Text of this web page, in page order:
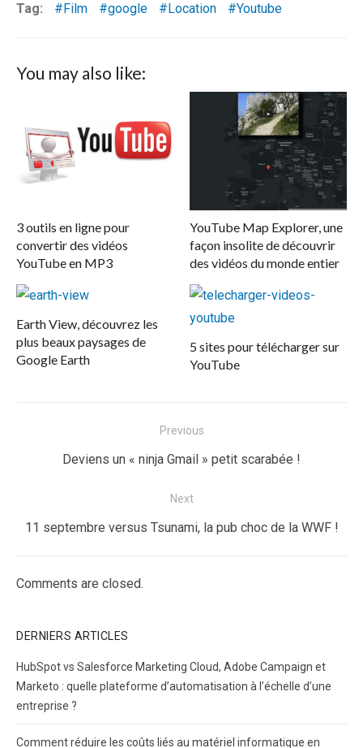
Tag: Film google Location Youtube
You may also like:
3 outils en ligne pour
convertir des vidéos
YouTube en MP3
YouTube Map Explorer, une
façon insolite de découvrir
des vidéos du monde entier
Earth View, découvrez les
plus beaux paysages de
Google Earth
5 sites pour télécharger sur
YouTube
Previous
Previous
Deviens un « ninja Gmail » petit scarabée !
Next
Next
11 septembre versus Tsunami, la pub choc de la WWF !
Comments are closed.
DERNIERS ARTICLES
HubSpot vs Salesforce Marketing Cloud, Adobe Campaign et
Marketo : quelle plateforme d’automatisation à l’échelle d’une
entreprise ?
Comment réduire les coûts liés au matériel informatique en